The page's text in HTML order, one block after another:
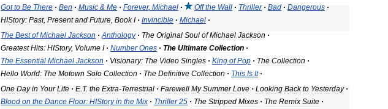
Got to Be There · Ben · Music & Me · Forever, Michael · Off the Wall · Thriller · Bad · Dangerous ·
HIStory: Past, Present and Future Book I · Invincible · Michael ·
The Best of Michael Jackson · Anthology · The Original Soul of Michael Jackson ·
Greatest Hits: HIStory, Volume I · Number Ones · The Ultimate Collection ·
The Essential Michael Jackson · Visionary: The Video Singles · King of Pop · The Collection ·
Hello World: The Motown Solo Collection · The Definitive Collection · This Is It ·
One Day in Your Life · E T. the Extra-Terrestrial · Farewell My Summer Love · Looking Back to Yesterday ·
Blood on the Dance Floor: HIStory in the Mix · Thriller 25 · The Stripped Mixes · The Remix Suite ·